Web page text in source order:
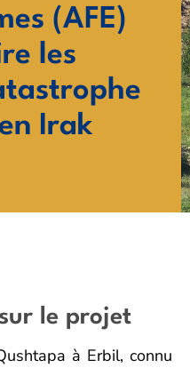
(AFE)
les
Irak
le projet
à Erbil, connu